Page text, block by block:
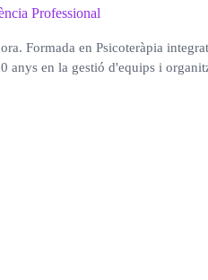
Professional
Formada en Psicoteràpia
anys en la gestió d'equips i